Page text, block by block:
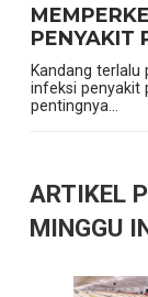
PENYAKIT
Kandang
infeksi penyakit
pentingnya...
ARTIKEL
MINGGU